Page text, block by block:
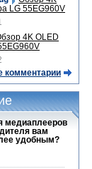
LG 55EG960V
4K OLED
комментарии
медиаплееров
вам
удобным?